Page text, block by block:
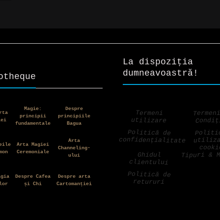
la
Magie:
principii
fundamentale
Despre
principiile
Bagua
Arta Magiei
Ceremoniale
Arta
Channeling-
ului
Despre Cafea
și Chi
Despre arta
Cartomanției
La dispoziția
dumneavoastră!
Termeni
utilizare
Politică de
confidențialitate
Ghidul
clientului
Tipuri &
Politică de
retururi